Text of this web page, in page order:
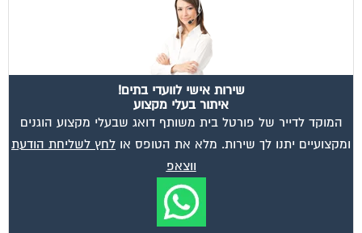
שירות אישי לוועדי בתים!
איתור בעלי מקצוע
המוקד לדייר של פורטל בית משותף דואג שבעלי מקצוע הוגנים
ומקצועיים יתנו לך שירות. מלא את הטופס או לחץ לשליחת הודעת
ווצאפ